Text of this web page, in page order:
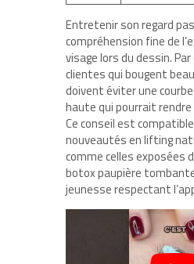
Entretenir son regard
compréhension fine de
visage lors du dessin.
clientes qui bougent
doivent éviter une
haute qui pourrait rendre
Ce conseil est
nouveautés en lifting
comme celles exposées
botox paupière
jeunesse respectant